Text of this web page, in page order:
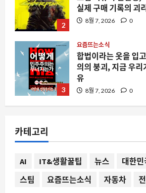
2
실제 구매 기록의 괴
8월 7, 2026 0
3
요즘뜨는소식
합법이라는 옷을 입
의의 붕괴, 지금 우리
유
8월 7, 2026 0
략
요즘뜨는소식
카테고리
AI IT&생활꿀팁 뉴스 대한민
스팀
요즘뜨는소식 자동차